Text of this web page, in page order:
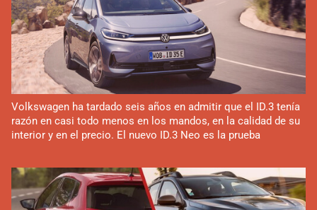
Volkswagen ha tardado seis años en admitir que el ID.3 tenía
razón en casi todo menos en los mandos, en la calidad de su
interior y en el precio. El nuevo ID.3 Neo es la prueba